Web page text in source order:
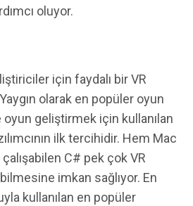
oluyor.
için faydalı bir VR
olarak en popüler oyun
geliştirmek için kullanılan
ilk tercihidir. Hem Mac
C# pek çok VR
imkan sağlıyor. En
kullanılan en popüler